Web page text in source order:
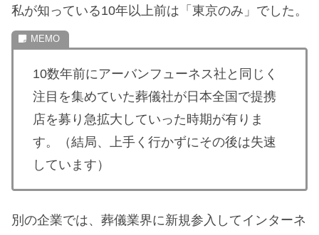
私が知っている10年以上前は「東京のみ」でした。
10数年前にアーバンフューネス社と同じく
注目を集めていた葬儀社が日本全国で提携
店を募り急拡大していった時期が有りま
す。（結局、上手く行かずにその後は失速
しています）
別の企業では、葬儀業界に新規参入してインターネ